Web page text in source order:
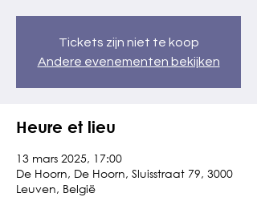
Tickets zijn niet te koop
Andere evenementen bekijken
Heure et lieu
13 mars 2025, 17:00
De Hoorn, De Hoorn, Sluisstraat 79, 3000
Leuven, België